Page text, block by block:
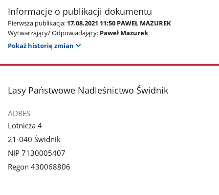
Informacje o publikacji dokumentu
Pierwsza publikacja: 17.08.2021 11:50 PAWEŁ MAZUREK
Wytwarzający/ Odpowiadający: Paweł Mazurek
Pokaż historię zmian
stopka
Lasy Państwowe Nadleśnictwo Świdnik
ADRES
Lotnicza 4
21-040 Świdnik
NIP 7130005407
Regon 430068806